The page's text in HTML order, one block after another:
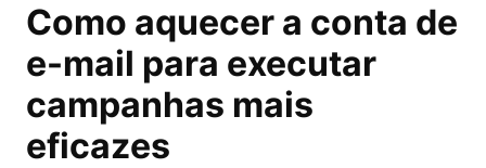
Como aquecer a conta de
e-mail para executar
campanhas mais
eficazes